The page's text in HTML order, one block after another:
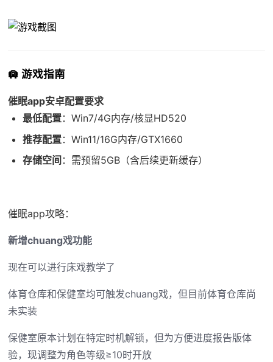
🛄 游戏指南
催眠app安卓配置要求
​最低配置​​：Win7/4G内存/核显HD520
​推荐配置​​：Win11/16G内存/GTX1660
​存储空间​ ​：需预留5GB（含后续更新缓存）
催眠app攻略：
新增chuang戏功能
现在可以进行床戏教学了
体育仓库和保健室均可触发chuang戏，但目前体育仓库尚
未实装
保健室原本计划在特定时机解锁，但为方便进度报告版体
验，现调整为角色等级≥10时开放